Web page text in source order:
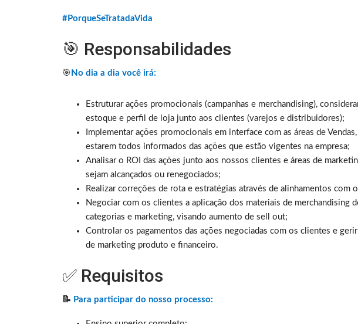
#PorqueSeTratadaVida
🎯 Responsabilidades
🎯 No dia a dia você irá:
Estruturar ações promocionais (campanhas e merchandising),
estoque e perfil de loja junto aos clientes (varejos e distribuidores);
Implementar ações promocionais em interface com as áreas de
estarem todos informados das ações que estão vigentes na empresa;
Analisar o ROI das ações junto aos nossos clientes e áreas de
sejam alcançados ou renegociados;
Realizar correções de rota e estratégias através de alinhamentos com
Negociar com os clientes a aplicação dos materiais de merchandising
categorias e marketing, visando aumento de sell out;
Controlar os pagamentos das ações negociadas com os clientes e
de marketing produto e financeiro.
✅ Requisitos
📝 Para participar do nosso processo: